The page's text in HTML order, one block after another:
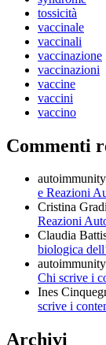
tossicità
vaccinale
vaccinali
vaccinazione
vaccinazioni
vaccine
vaccini
vaccino
Commenti
e Reazioni
Cristina
Reazioni
Claudia
biologica
Chi scrive i
Ines
scrive i
Archivi